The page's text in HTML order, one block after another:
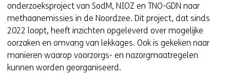
onderzoeksproject van SodM, NIOZ en TNO-GDN naar
methaanemissies in de Noordzee. Dit project, dat sinds
2022 loopt, heeft inzichten opgeleverd over mogelijke
oorzaken en omvang van lekkages. Ook is gekeken naar
manieren waarop voorzorgs- en nazorgmaatregelen
kunnen worden georganiseerd.